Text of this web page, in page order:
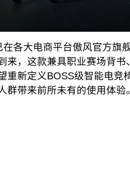
在各大电商平台傲风官方旗
来，这款兼具职业赛场背
重新定义BOSS级智能电竞
群带来前所未有的使用体验